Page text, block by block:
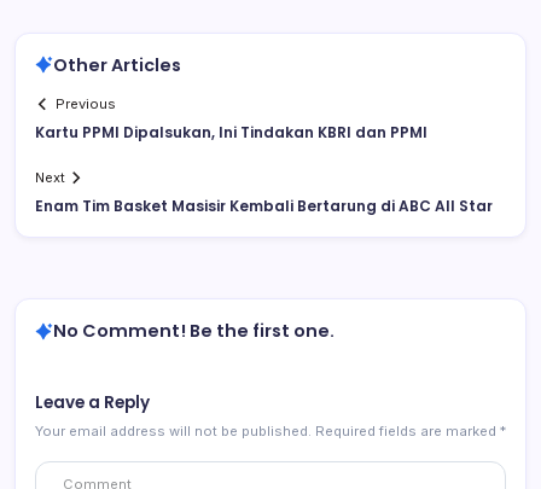
Other Articles
Previous
Kartu PPMI Dipalsukan, Ini Tindakan KBRI dan PPMI
Next
Enam Tim Basket Masisir Kembali Bertarung di ABC All Star
No Comment! Be the first one.
Leave a Reply
Your email address will not be published. Required fields are marked *